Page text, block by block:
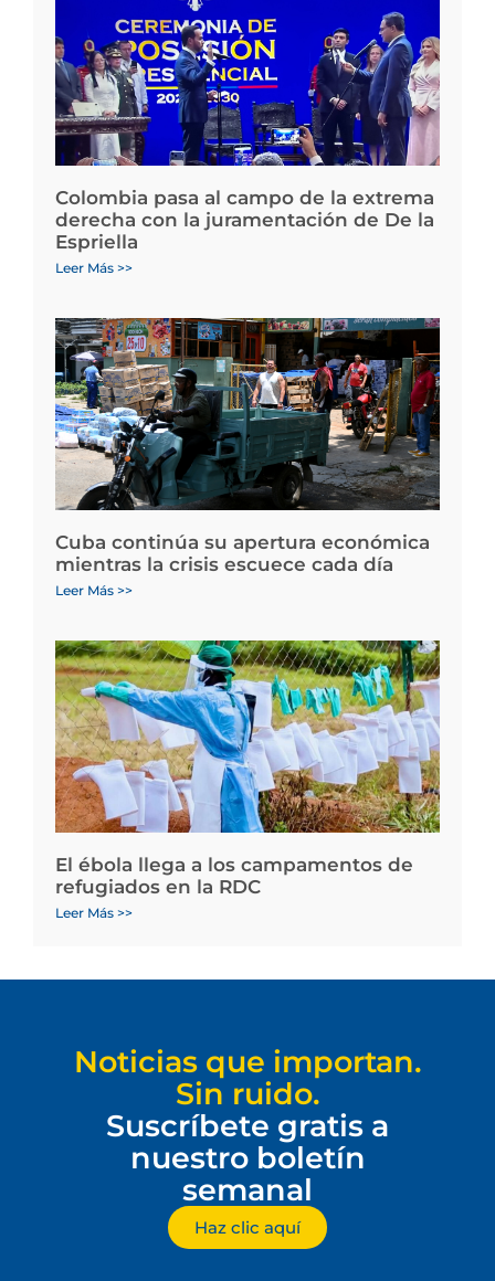
Colombia pasa al campo de la extrema
derecha con la juramentación de De la
Espriella
Leer Más >>
Cuba continúa su apertura económica
mientras la crisis escuece cada día
Leer Más >>
El ébola llega a los campamentos de
refugiados en la RDC
Leer Más >>
Noticias que importan.
Sin ruido.
Suscríbete gratis a
nuestro boletín
semanal
Haz clic aquí